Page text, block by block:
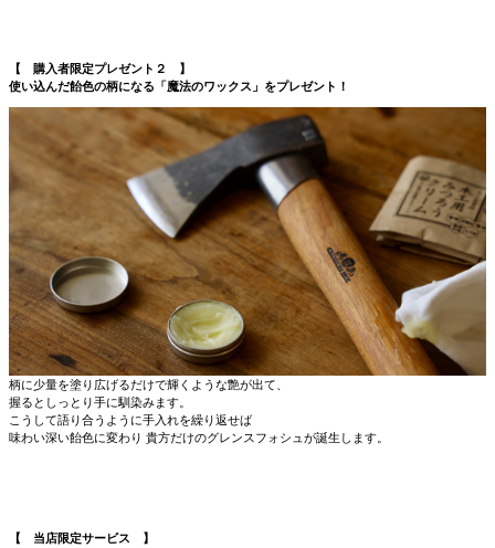
【 購入者限定プレゼント２ 】
使い込んだ飴色の柄になる「魔法のワックス」をプレゼント！
柄に少量を塗り広げるだけで輝くような艶が出て、
握るとしっとり手に馴染みます。
こうして語り合うように手入れを繰り返せば
味わい深い飴色に変わり 貴方だけのグレンスフォシュが誕生します。
【 当店限定サービス 】